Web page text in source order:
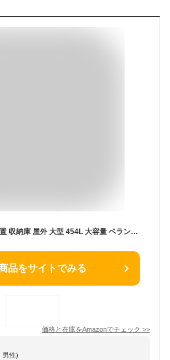
Alebert｢アレベルト｣ 物置 収納庫 屋外 大型 454L 大容量 ベランダ収納 倉庫 ベランダストッカー 屋外収納 コンテナ 大型収納ボックス 室外収納 防水/耐久/耐熱 アウトドア収納 おしゃれ 幅132*奥行き61*高さ65cm (ブラック, 容量454L)
品をサイトでみる
価格と在庫をAmazonでチェック >>
男性)